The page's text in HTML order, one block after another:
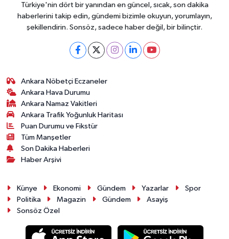
Türkiye'nin dört bir yanından en güncel, sıcak, son dakika
haberlerini takip edin, gündemi bizimle okuyun, yorumlayın,
şekillendirin. Sonsöz, sadece haber değil, bir bilinçtir.
Ankara Nöbetçi Eczaneler
Ankara Hava Durumu
Ankara Namaz Vakitleri
Ankara Trafik Yoğunluk Haritası
Puan Durumu ve Fikstür
Tüm Manşetler
Son Dakika Haberleri
Haber Arşivi
Künye Ekonomi Gündem Yazarlar
Spor
Politika
Magazin Gündem
Asayiş
Sonsöz Özel